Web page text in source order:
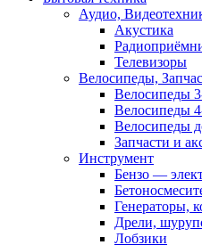
Аудио,
Акустика
Телевизоры
Велосипеды,
Велосипеды
Велосипеды
Велосипеды
Запчасти и
Инструмент
Бензо —
Генераторы,
Дрели,
Лобзики